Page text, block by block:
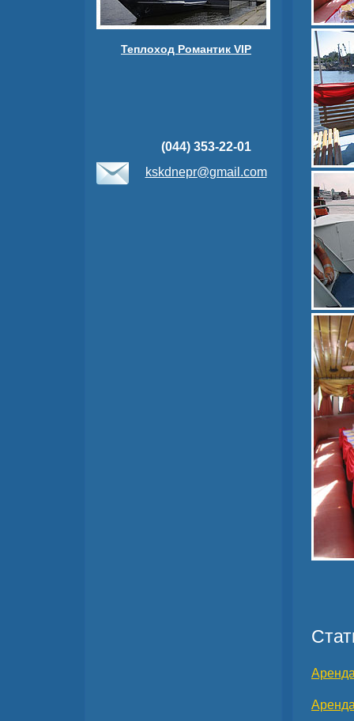
Теплоход Романтик VIP
(044) 353-22-01
kskdnepr@gmail.com